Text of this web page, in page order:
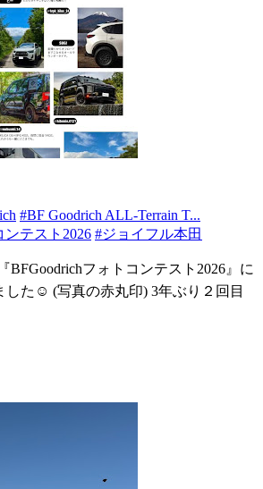
#BF Goodrich ALL-Terrain T...
ンテスト2026 #ジョイフル本田
『BFGoodrichフォトコンテスト2026』に
した☺️ (写真の赤丸印) 3年ぶり２回目